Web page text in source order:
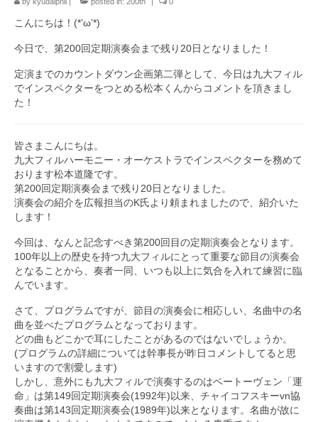
九大フィルとは
九大フィルの歴史
演奏会の歴史
九大フィル特集ページ
団員専用ページ
こんにちは！(*’ω’*)
今日で、第200回定期演奏会まで残り20日となりました！
定演までのカウントダウン企画第二弾として、今日は九大フィル
でインスペクターをつとめる松本くんからコメントを頂きまし
た！
皆さまこんにちは。
九大フィルハーモニー・オーケストラでインスペクターを務めて
おります松本道隆です。
第200回定期演奏会まで残り20日となりました。
演奏会の紹介を広報担当のK氏より頼まれましたので、紹介いた
します！
今回は、なんと記念すべき第200回目の定期演奏会となります。
100年以上の歴史を持つ九大フィルにとって重要な節目の演奏会
となることから、奏者一同、いつも以上に気合を入れて練習に臨
んでいます。
さて、プログラムですが、節目の演奏会に相応しい、名曲中の名
曲を並べたプログラムとなっております。
どの曲もどこかで耳にしたことがあるのではないでしょうか。
(プログラムの詳細については幹事長が昨日コメントしてると思
いますので割愛します)
しかし、意外にも九大フィルで演奏するのはベートーヴェン「運
命」は第149回定期演奏会(1992年)以来、チャイコフスキーvn協
奏曲は第143回定期演奏会(1989年)以来となります。名曲が故に